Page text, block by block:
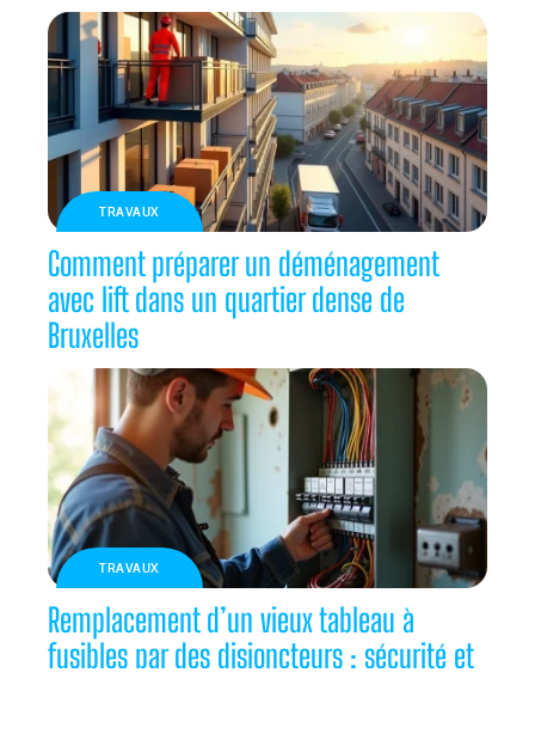
TRAVAUX
Comment préparer un déménagement
avec lift dans un quartier dense de
Bruxelles
TRAVAUX
Remplacement d’un vieux tableau à
fusibles par des disjoncteurs : sécurité et